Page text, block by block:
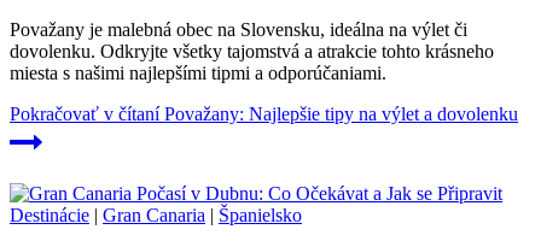
Považany je malebná obec na Slovensku, ideálna na výlet či
dovolenku. Odkryjte všetky tajomstvá a atrakcie tohto krásneho
miesta s našimi najlepšími tipmi a odporúčaniami.
Pokračovať v čítaníPovažany: Najlepšie tipy na výlet a dovolenku
Destinácie | Gran Canaria | Španielsko